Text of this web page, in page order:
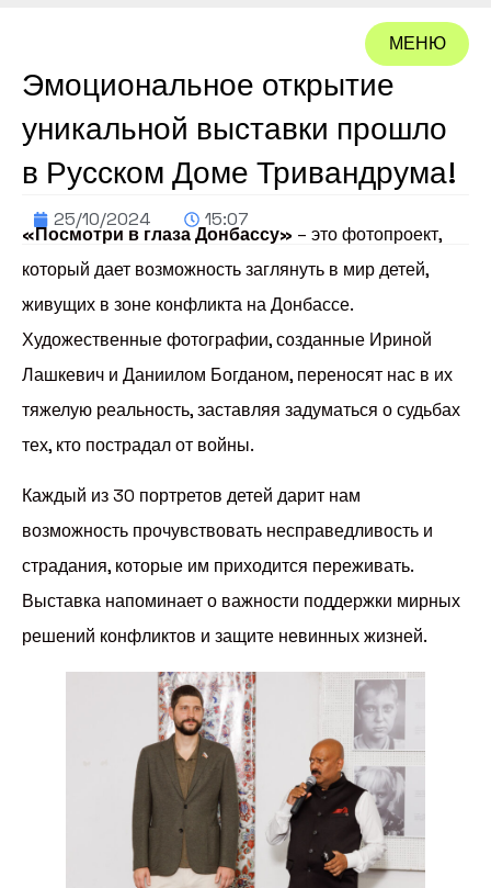
МЕНЮ
ЗАКРЫТЬ
Эмоциональное открытие
уникальной выставки прошло
в Русском Доме Тривандрума!
25/10/2024 15:07
«Посмотри в глаза Донбассу» – это фотопроект,
который дает возможность заглянуть в мир детей,
живущих в зоне конфликта на Донбассе.
Художественные фотографии, созданные Ириной
Лашкевич и Даниилом Богданом, переносят нас в их
тяжелую реальность, заставляя задуматься о судьбах
тех, кто пострадал от войны.
Каждый из 30 портретов детей дарит нам
возможность прочувствовать несправедливость и
страдания, которые им приходится переживать.
Выставка напоминает о важности поддержки мирных
решений конфликтов и защите невинных жизней.